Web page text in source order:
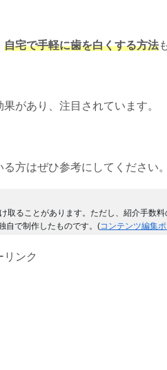
自宅で手軽に歯を白くする方法
があり、注目されています。
方はぜひ参考にしてください。
ることがあります。ただし、紹介手数
自で制作したものです。(コンテンツ編集
リンク